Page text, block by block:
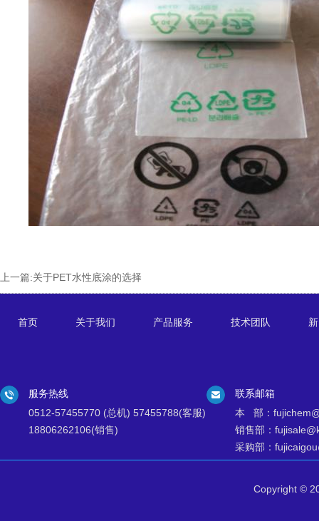
上一篇:关于PET水性底涂的选择
首页 关于我们 产品服务 技术团队
服务热线
0512-57455770 (总机) 57455788(客服)
18806262106(销售)
联系邮箱
本 部：
销售部：
采购部：
Copyright ©